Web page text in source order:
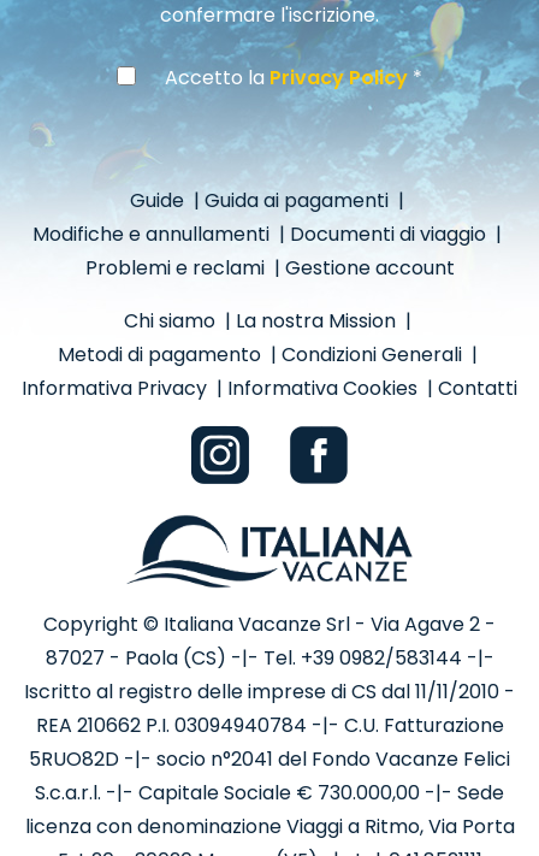
confermare l'iscrizione.
Accetto la Privacy Policy
Guide | Guida ai pagamenti |
Modifiche e annullamenti | Documenti di viaggio |
Problemi e reclami | Gestione account
Chi siamo | La nostra Mission |
Metodi di pagamento | Condizioni Generali |
Informativa Privacy | Informativa Cookies | Contatti
Copyright © Italiana Vacanze Srl - Via Agave 2 -
87027 - Paola (CS) -|- Tel. +39 0982/583144 -|-
Iscritto al registro delle imprese di CS dal 11/11/2010 -
REA 210662 P.I. 03094940784 -|- C.U. Fatturazione
5RUO82D -|- socio n°2041 del Fondo Vacanze Felici
S.c.a.r.l. -|- Capitale Sociale € 730.000,00 -|- Sede
licenza con denominazione Viaggi a Ritmo, Via Porta